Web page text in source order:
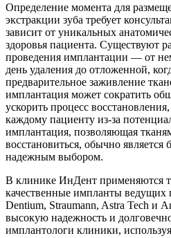
Определение момента для
экстракции зуба требует
зависит от уникальных
здоровья пациента. Существуют
проведения имплантации — от
день удаления до отложенной,
предварительное заживление
имплантация может сократить
ускорить процесс
каждому пациенту из-за
имплантация, позволяющая
восстановиться, обычно является
надежным выбором.
В клинике ИнДент применяются
качественные импланты ведущих
Dentium, Straumann, Astra Tech и
высокую надежность и
имплантологи клиники,